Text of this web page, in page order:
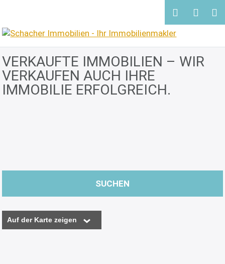
VERKAUFTE IMMOBILIEN – WIR
VERKAUFEN AUCH IHRE
IMMOBILIE ERFOLGREICH.
SUCHEN
Auf der Karte zeigen